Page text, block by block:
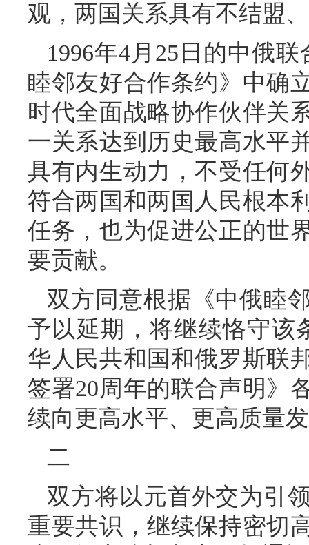
观，两国关系具有不结盟
1996年4月25日的中俄
睦邻友好合作条约》中确
时代全面战略协作伙伴关
一关系达到历史最高水平
具有内生动力，不受任何
符合两国和两国人民根本
任务，也为促进公正的世
要贡献。
双方同意根据《中俄睦
予以延期，将继续恪守该
华人民共和国和俄罗斯联
签署20周年的联合声明》
续向更高水平、更高质量
二
双方将以元首外交为引
重要共识，继续保持密切